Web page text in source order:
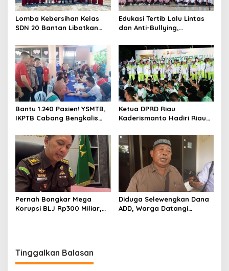
s
Lomba Kebersihan Kelas
SDN 20 Bantan Libatkan
sebagai Dewan Juri
Edukasi Tertib Lalu Lintas
dan Anti-Bullying,
Gelar “Polisi Sahabat Anak”
di SD IT Al-Fatih Duri
Bantu 1.240 Pasien! YSMTB,
IKPTB Cabang Bengkalis
Apresiasi Perkumpulan Kin
Men Riau Atas Kegiatan
Bakti Sosial Kesehatan Di
Bengkalis.
Ketua DPRD Riau
Kaderismanto Hadiri Riau
Dukung Sinergitas dan
Kampanye Lingkungan
Pernah Bongkar Mega
Korupsi BLJ Rp300 Miliar,
Diduga Selewengkan Dana
ADD, Warga Datangi
Tinggalkan Balasan